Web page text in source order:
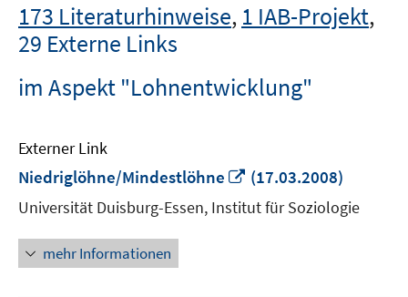
173 Literaturhinweise, 1 IAB-Projekt,
29 Externe Links
im Aspekt "Lohnentwicklung"
Externer Link
Niedriglöhne/Mindestlöhne
In
neuem
Fenster
(17.03.2008)
Universität Duisburg-Essen, Institut für Soziologie
mehr Informationen